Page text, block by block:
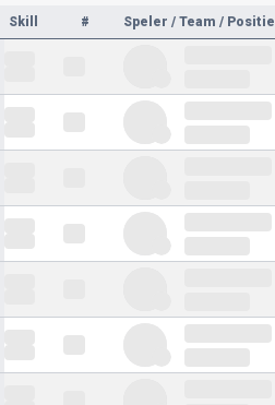
Skill
# Speler / Team / Positie